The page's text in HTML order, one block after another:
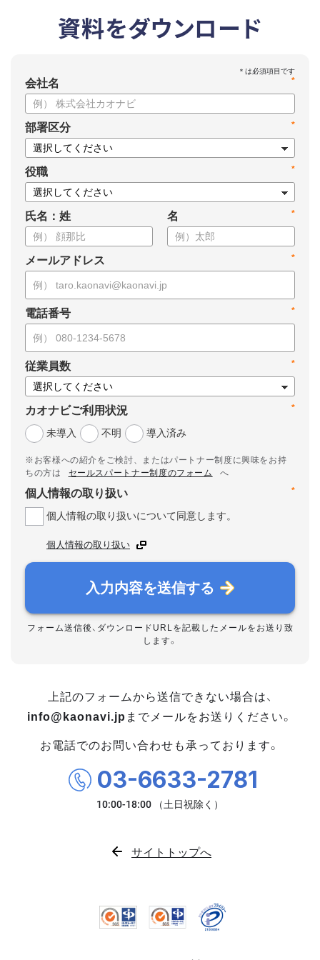
資料をダウンロード
*
会社名
*
部署区分
*
役職
氏名：姓 *
名
*
メールアドレス
*
電話番号
*
従業員数
*
カオナビご利用状況
未導入
不明 導入済み
※お客様への紹介をご検討、またはパートナー制度に興味をお持
ちの方は
セールスパートナー制度のフォーム
へ
*
個人情報の取り扱い
個人情報の取り扱いについて同意します。
個人情報の取り扱い
入力内容を送信する
フォーム送信後、ダウンロードURLを記載したメールをお送り致
します。
上記のフォームから送信できない場合は、
info@kaonavi.jp までメールをお送りください。
お電話でのお問い合わせも承っております。
03-6633-2781
サイトトップへ